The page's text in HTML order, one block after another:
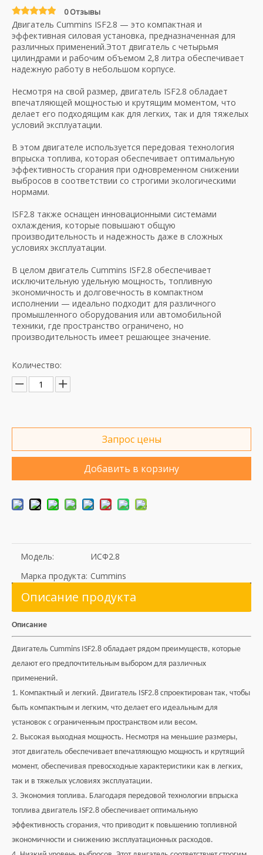
0 Отзывы
Двигатель Cummins ISF2.8 — это компактная и
эффективная силовая установка, предназначенная для
различных применений.Этот двигатель с четырьмя
цилиндрами и рабочим объемом 2,8 литра обеспечивает
надежную работу в небольшом корпусе.
Несмотря на свой размер, двигатель ISF2.8 обладает
впечатляющей мощностью и крутящим моментом, что
делает его подходящим как для легких, так и для тяжелых
условий эксплуатации.
В этом двигателе используется передовая технология
впрыска топлива, которая обеспечивает оптимальную
эффективность сгорания при одновременном снижении
выбросов в соответствии со строгими экологическими
нормами.
ISF2.8 также оснащен инновационными системами
охлаждения, которые повышают общую
производительность и надежность даже в сложных
условиях эксплуатации.
В целом двигатель Cummins ISF2.8 обеспечивает
исключительную удельную мощность, топливную
экономичность и долговечность в компактном
исполнении — идеально подходит для различного
промышленного оборудования или автомобильной
техники, где пространство ограничено, но
производительность имеет решающее значение.
Количество:
Запрос цены
Добавить в корзину
Модель:
ИСФ2.8
Марка продукта: Cummins
Описание продукта
Описание
Двигатель Cummins ISF2.8 обладает рядом преимуществ, которые
делают его предпочтительным выбором для различных
применений.
1. Компактный и легкий. Двигатель ISF2.8 спроектирован так, чтобы
быть компактным и легким, что делает его идеальным для
установок с ограниченным пространством или весом.
2. Высокая выходная мощность. Несмотря на меньшие размеры,
этот двигатель обеспечивает впечатляющую мощность и крутящий
момент, обеспечивая превосходные характеристики как в легких,
так и в тяжелых условиях эксплуатации.
3. Экономия топлива. Благодаря передовой технологии впрыска
топлива двигатель ISF2.8 обеспечивает оптимальную
эффективность сгорания, что приводит к повышению топливной
экономичности и снижению эксплуатационных расходов.